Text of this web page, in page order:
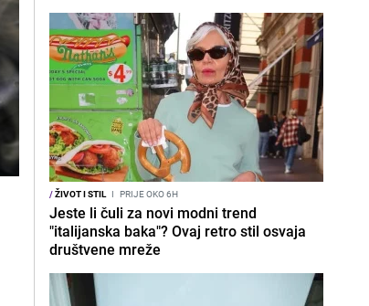
/ŽIVOT I STIL I PRIJE OKO 6H
Jeste li čuli za novi modni trend
"italijanska baka"? Ovaj retro stil osvaja
društvene mreže